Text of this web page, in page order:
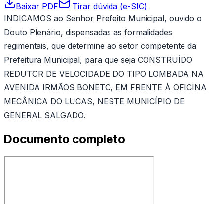
Baixar PDF
Tirar dúvida (e-SIC)
INDICAMOS ao Senhor Prefeito Municipal, ouvido o
Douto Plenário, dispensadas as formalidades
regimentais, que determine ao setor competente da
Prefeitura Municipal, para que seja CONSTRUÍDO
REDUTOR DE VELOCIDADE DO TIPO LOMBADA NA
AVENIDA IRMÃOS BONETO, EM FRENTE À OFICINA
MECÂNICA DO LUCAS, NESTE MUNICÍPIO DE
GENERAL SALGADO.
Documento completo